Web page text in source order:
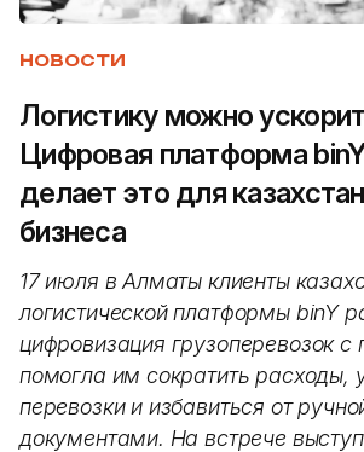
НОВОСТИ
Логистику можно
Цифровая платформа
делает это для
бизнеса
17 июля в Алматы клиенты
логистической платформы binY
цифровизация грузоперевозок
помогла им сократить расходы,
перевозки и избавиться от
документами. На встрече